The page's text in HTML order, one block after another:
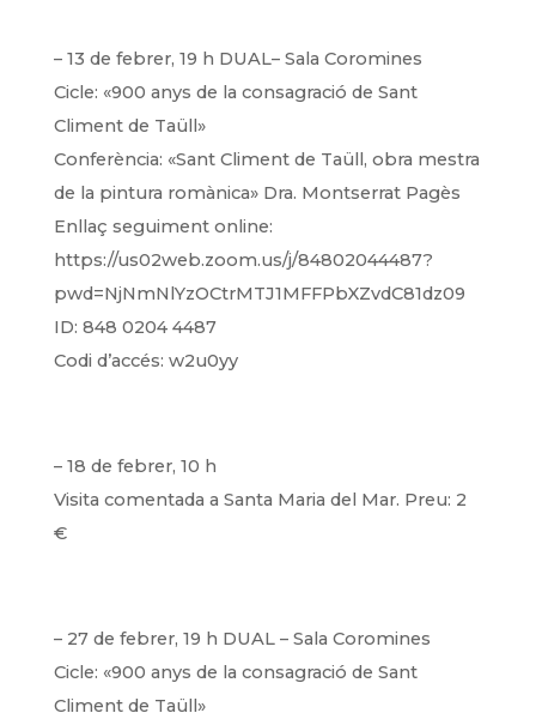
– 13 de febrer, 19 h DUAL– Sala Coromines
Cicle: «900 anys de la consagració de Sant
Climent de Taüll»
Conferència: «Sant Climent de Taüll, obra mestra
de la pintura romànica» Dra. Montserrat Pagès
Enllaç seguiment online:
https://us02web.zoom.us/j/84802044487?
pwd=NjNmNlYzOCtrMTJ1MFFPbXZvdC81dz09
ID: 848 0204 4487
Codi d’accés: w2u0yy
– 18 de febrer, 10 h
Visita comentada a Santa Maria del Mar. Preu: 2
€
– 27 de febrer, 19 h DUAL – Sala Coromines
Cicle: «900 anys de la consagració de Sant
Climent de Taüll»